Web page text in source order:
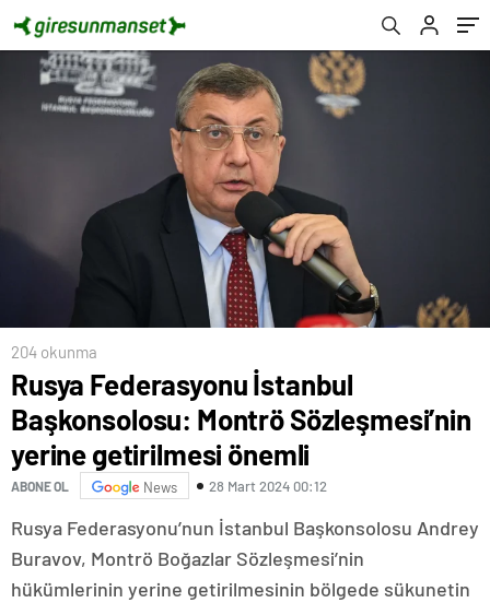
204 okunma
Rusya Federasyonu İstanbul
Başkonsolosu: Montrö Sözleşmesi’nin
yerine getirilmesi önemli
ABONE OL News 28 Mart 2024 00:12
Rusya Federasyonu’nun İstanbul Başkonsolosu Andrey
Buravov, Montrö Boğazlar Sözleşmesi’nin
hükümlerinin yerine getirilmesinin bölgede sükunetin